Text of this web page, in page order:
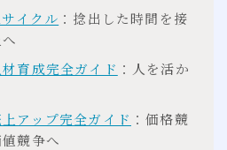
イクル ：捻出した時間を接
育成完全ガイド ：人を活か
アップ完全ガイド ：価格競
競争へ